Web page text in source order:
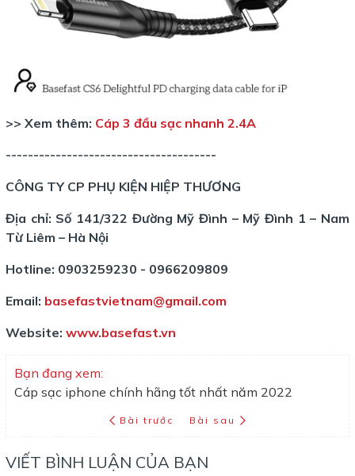
>> Xem thêm: Cáp 3 đầu sạc nhanh 2.4A
--------------------------------------
CÔNG TY CP PHỤ KIỆN HIỆP THƯƠNG
Địa chỉ: Số 141/322 Đường Mỹ Đình – Mỹ Đình 1 – Nam
Từ Liêm – Hà Nội
Hotline: 0903259230 - 0966209809
Email: basefastvietnam@gmail.com
Website: www.basefast.vn
Bạn đang xem:
Cáp sạc iphone chính hãng tốt nhất năm 2022
Bài trước Bài sau
VIẾT BÌNH LUẬN CỦA BẠN